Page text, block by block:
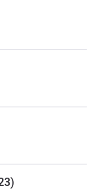
la
La ST200